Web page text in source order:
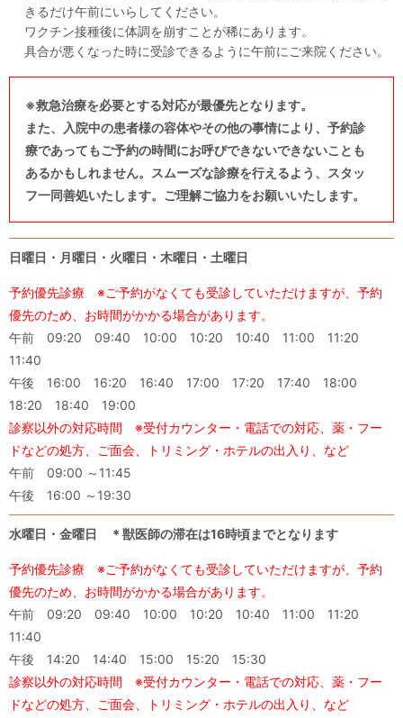
きるだけ午前にいらしてください。
ワクチン接種後に体調を崩すことが稀にあります。
具合が悪くなった時に受診できるように午前にご来院ください。
※救急治療を必要とする対応が最優先となります。
また、入院中の患者様の容体やその他の事情により、予約診
療であってもご予約の時間にお呼びできないできないことも
あるかもしれません。スムーズな診療を行えるよう、スタッ
フ一同善処いたします。ご理解ご協力をお願いいたします。
日曜日・月曜日・火曜日・木曜日・土曜日
予約優先診療 ※ご予約がなくても受診していただけますが、予約
優先のため、お時間がかかる場合があります。
午前 09:20 09:40 10:00 10:20 10:40 11:00 11:20
11:40
午後 16:00 16:20 16:40 17:00 17:20 17:40 18:00
18:20 18:40 19:00
診察以外の対応時間 ※受付カウンター・電話での対応、薬・フー
ドなどの処方、ご面会、トリミング・ホテルの出入り、など
午前 09:00 ～11:45
午後 16:00 ～19:30
水曜日・金曜日 ＊獣医師の滞在は16時頃までとなります
予約優先診療 ※ご予約がなくても受診していただけますが、予約
優先のため、お時間がかかる場合があります。
午前 09:20 09:40 10:00 10:20 10:40 11:00 11:20
11:40
午後 14:20 14:40 15:00 15:20 15:30
診察以外の対応時間 ※受付カウンター・電話での対応、薬・フー
ドなどの処方、ご面会、トリミング・ホテルの出入り、など